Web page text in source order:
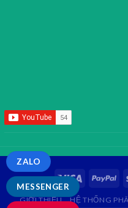
GIỚI THIỆU HỆ THỐNG
MESSENGER
ZALO